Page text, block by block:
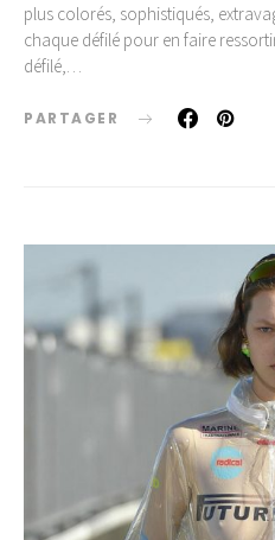
plus colorés, sophistiqués,
chaque défilé pour en faire
défilé,…
PARTAGER